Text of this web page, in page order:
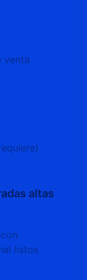
venta
altas
listos